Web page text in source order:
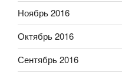
Ноябрь 2016
Октябрь 2016
Сентябрь 2016